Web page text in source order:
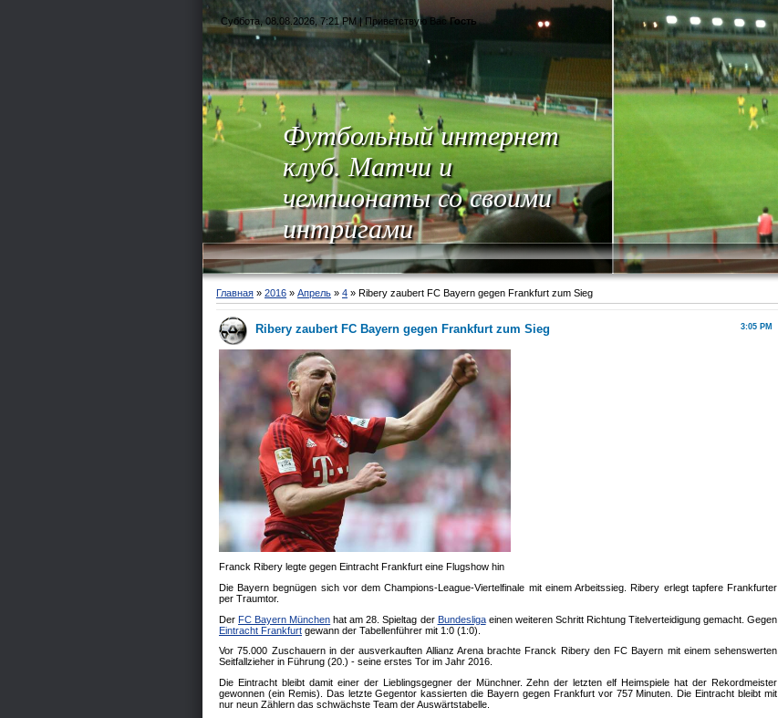
Суббота, 08.08.2026, 7:21 PM | Приветствую Вас Гость
Футбольный интернет
клуб. Матчи и
чемпионаты со своими
интригами
Главная » 2016 » Апрель » 4 » Ribery zaubert FC Bayern gegen Frankfurt zum Sieg
3:05 PM
Ribery zaubert FC Bayern gegen Frankfurt zum Sieg
Franck Ribery legte gegen Eintracht Frankfurt eine Flugshow hin
Die Bayern begnügen sich vor dem Champions-League-Viertelfinale mit einem Arbeitssieg. Ribery erlegt tapfere Frankfurter
per Traumtor.
Der FC Bayern München hat am 28. Spieltag der Bundesligaeinen weiteren Schritt Richtung Titelverteidigung gemacht. Gegen
Eintracht Frankfurt gewann der Tabellenführer mit 1:0 (1:0).
Vor 75.000 Zuschauern in der ausverkauften Allianz Arena brachte Franck Ribery den FC Bayern mit einem sehenswerten
Seitfallzieher in Führung (20.) - seine erstes Tor im Jahr 2016.
Die Eintracht bleibt damit einer der Lieblingsgegner der Münchner. Zehn der letzten elf Heimspiele hat der Rekordmeister
gewonnen (ein Remis). Das letzte Gegentor kassierten die Bayern gegen Frankfurt vor 757 Minuten. Die Eintracht bleibt mit
nur neun Zählern das schwächste Team der Auswärtstabelle.